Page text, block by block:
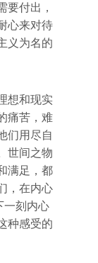
要付出，
心来对待
义为名的
想和现实
痛苦，难
们用尽自
世间之物
满足，都
，在内心
一刻内心
种感受的